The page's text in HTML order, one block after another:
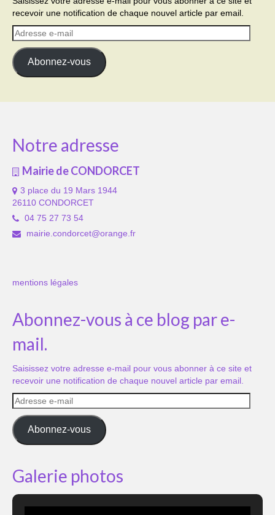
recevoir une notification de chaque nouvel article par email.
Adresse
e-
mail
Abonnez-vous
Notre adresse
Mairie de CONDORCET
3 place du 19 Mars 1944
26110 CONDORCET
04 75 27 73 54
mairie.condorcet@orange.fr
mentions légales
Abonnez-vous à ce blog par e-
mail.
Saisissez votre adresse e-mail pour vous abonner à ce site et
recevoir une notification de chaque nouvel article par email.
Adresse
e-
mail
Abonnez-vous
Galerie photos